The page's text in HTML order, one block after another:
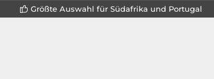
Größte Auswahl für Südafrika und Portugal